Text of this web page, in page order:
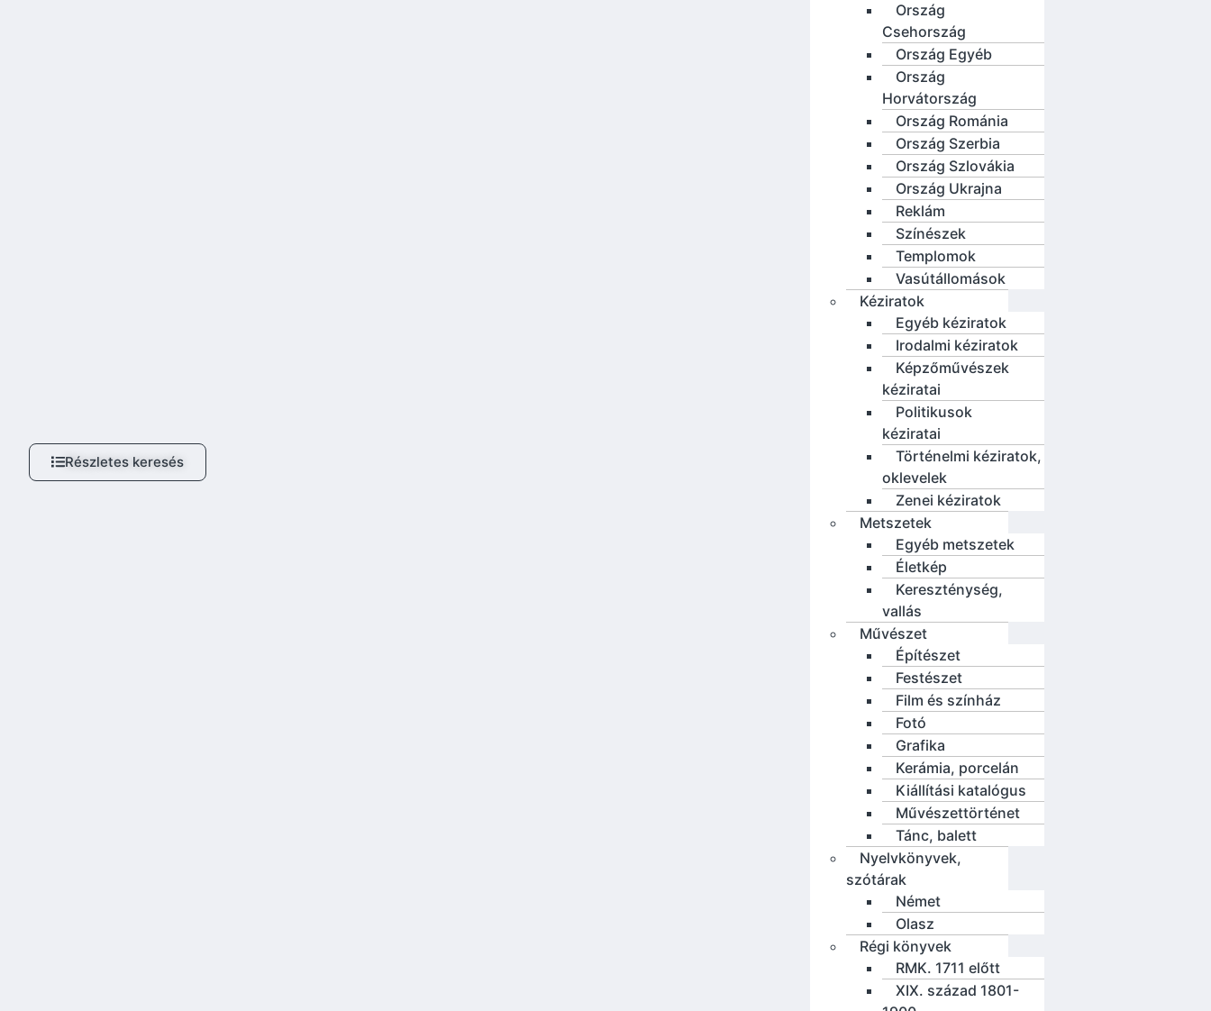
Részletes keresés
Ország
Csehország
Ország Egyéb
Ország
Horvátország
Ország Románia
Ország Szerbia
Ország Szlovákia
Ország Ukrajna
Reklám
Színészek
Templomok
Vasútállomások
Kéziratok
Egyéb kéziratok
Irodalmi kéziratok
Képzőművészek
kéziratai
Politikusok
kéziratai
Történelmi kéziratok,
oklevelek
Zenei kéziratok
Metszetek
Egyéb metszetek
Életkép
Kereszténység,
vallás
Művészet
Építészet
Festészet
Film és színház
Fotó
Grafika
Kerámia, porcelán
Kiállítási katalógus
Művészettörténet
Tánc, balett
Nyelvkönyvek,
szótárak
Német
Olasz
Régi könyvek
RMK. 1711 előtt
XIX. század 1801-